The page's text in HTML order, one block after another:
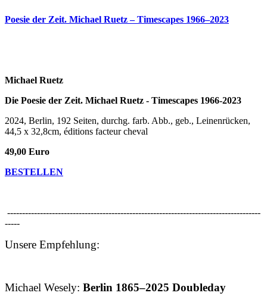
Poesie der Zeit. Michael Ruetz – Timescapes 1966–2023
Michael Ruetz
Die Poesie der Zeit. Michael Ruetz - Timescapes 1966-2023
2024, Berlin, 192 Seiten, durchg. farb. Abb., geb., Leinenrücken,
44,5 x 32,8cm, éditions facteur cheval
49,00 Euro
BESTELLEN
-------------------------------------------------------------------------------------
-----
Unsere Empfehlung:
Michael Wesely: Berlin 1865–2025 Doubleday